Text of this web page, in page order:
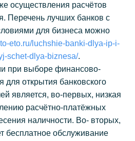
осуществления расчётов
Перечень лучших банков с
для бизнеса можно
eto.ru/luchshie-banki-dlya-ip-i-
schet-dlya-biznesa/.
при выборе финансово-
для открытия банковского
является, во-первых, низкая
расчётно-платёжных
наличности. Во- вторых,
бесплатное обслуживание